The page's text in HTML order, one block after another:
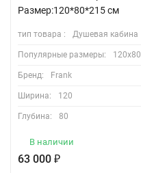
Размер:120*80*215 см
тип товара : Душевая кабина
Популярные размеры: 120х80
Бренд: Frank
Ширина: 120
Глубина: 80
В наличии
63 000 ₽